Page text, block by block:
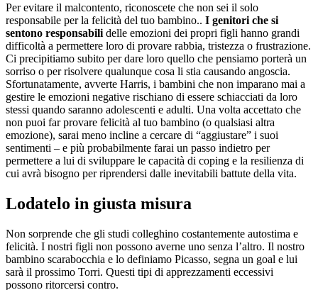
Per evitare il malcontento, riconoscete che non sei il solo
responsabile per la felicità del tuo bambino.. I genitori che si
sentono responsabili delle emozioni dei propri figli hanno grandi
difficoltà a permettere loro di provare rabbia, tristezza o frustrazione.
Ci precipitiamo subito per dare loro quello che pensiamo porterà un
sorriso o per risolvere qualunque cosa li stia causando angoscia.
Sfortunatamente, avverte Harris, i bambini che non imparano mai a
gestire le emozioni negative rischiano di essere schiacciati da loro
stessi quando saranno adolescenti e adulti. Una volta accettato che
non puoi far provare felicità al tuo bambino (o qualsiasi altra
emozione), sarai meno incline a cercare di “aggiustare” i suoi
sentimenti – e più probabilmente farai un passo indietro per
permettere a lui di sviluppare le capacità di coping e la resilienza di
cui avrà bisogno per riprendersi dalle inevitabili battute della vita.
Lodatelo in giusta misura
Non sorprende che gli studi colleghino costantemente autostima e
felicità. I nostri figli non possono averne uno senza l’altro. Il nostro
bambino scarabocchia e lo definiamo Picasso, segna un goal e lui
sarà il prossimo Torri. Questi tipi di apprezzamenti eccessivi
possono ritorcersi contro.